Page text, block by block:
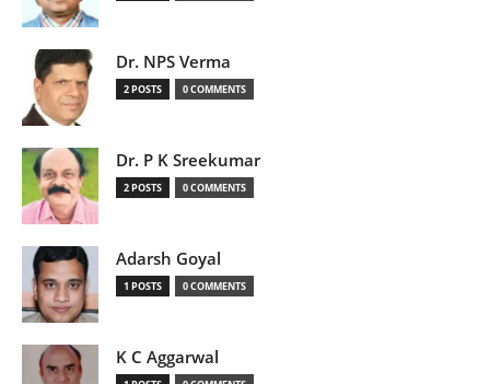
Dr. NPS Verma
2 POSTS 0 COMMENTS
Dr. P K Sreekumar
2 POSTS 0 COMMENTS
Adarsh Goyal
1 POSTS 0 COMMENTS
K C Aggarwal